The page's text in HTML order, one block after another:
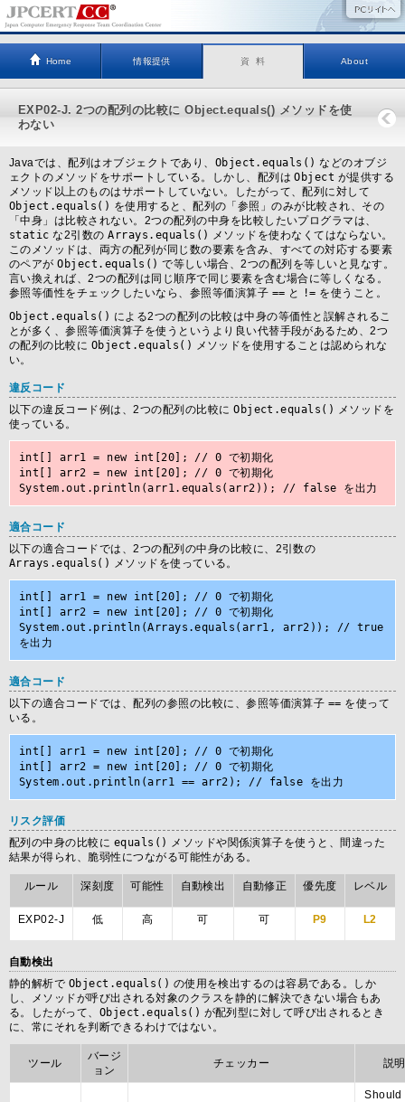
Home 情報提供 資 料 About
EXP02-J. 2つの配列の比較に Object.equals() メソッドを使
わない
Javaでは、配列はオブジェクトであり、 Object.equals() などのオブジ
ェクトのメソッドをサポートしている。しかし、配列はObject が提供する
メソッド以上のものはサポートしていない。したがって、配列に対して
Object.equals() を使用すると、配列の「参照」のみが比較され、その
「中身」は比較されない。2つの配列の中身を比較したいプログラマは、
static な2引数のArrays.equals() メソッドを使わなくてはならない。
このメソッドは、両方の配列が同じ数の要素を含み、すべての対応する要素
のペアがObject.equals() で等しい場合、2つの配列を等しいと見なす。
言い換えれば、2つの配列は同じ順序で同じ要素を含む場合に等しくなる。
参照等価性をチェックしたいなら、参照等価演算子 == と != を使うこと。
Object.equals() による2つの配列の比較は中身の等価性と誤解されるこ
とが多く、参照等価演算子を使うというより良い代替手段があるため、2つ
の配列の比較に Object.equals() メソッドを使用することは認められな
い。
違反コード
以下の違反コード例は、2つの配列の比較にObject.equals() メソッドを
使っている。
int[] arr1 = new int[20]; // 0 で初期化
int[] arr2 = new int[20]; // 0 で初期化
System.out.println(arr1.equals(arr2)); // false を出力
適合コード
以下の適合コードでは、2つの配列の中身の比較に、2引数の
Arrays.equals() メソッドを使っている。
int[] arr1 = new int[20]; // 0 で初期化
int[] arr2 = new int[20]; // 0 で初期化
System.out.println(Arrays.equals(arr1, arr2)); // true
を出力
適合コード
以下の適合コードでは、配列の参照の比較に、参照等価演算子 == を使って
いる。
int[] arr1 = new int[20]; // 0 で初期化
int[] arr2 = new int[20]; // 0 で初期化
System.out.println(arr1 == arr2); // false を出力
リスク評価
配列の中身の比較に equals() メソッドや関係演算子を使うと、間違った
結果が得られ、脆弱性につながる可能性がある。
ルール 深刻度 可能性 自動検出 自動修正 優先度 レベル
EXP02-J 低 高 可 可 P9 L2
自動検出
静的解析で Object.equals() の使用を検出するのは容易である。しか
し、メソッドが呼び出される対象のクラスを静的に解決できない場合もあ
る。したがって、 Object.equals() が配列型に対して呼び出されるとき
に、常にそれを判断できるわけではない。
ツール
バージ
ョン
チェッカー 説明
Should